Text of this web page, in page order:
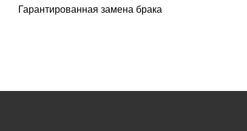
Гарантированная замена брака